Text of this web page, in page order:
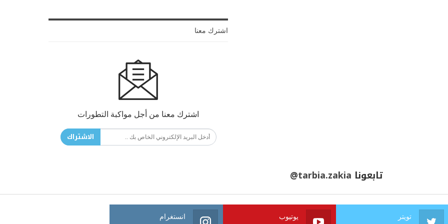
اشترك معنا
اشترك معنا من أجل مواكبة التطورات
الاشتراك
تابعونا @tarbia.zakia
تويتر يوتيوب انستغرام